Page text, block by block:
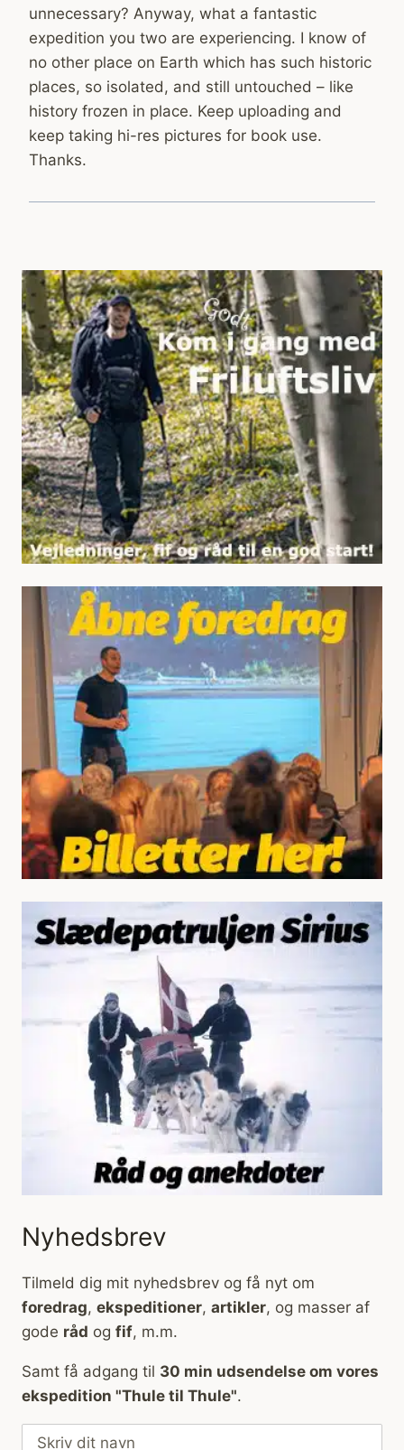
unnecessary? Anyway, what a fantastic
expedition you two are experiencing. I know of
no other place on Earth which has such historic
places, so isolated, and still untouched – like
history frozen in place. Keep uploading and
keep taking hi-res pictures for book use.
Thanks.
Nyhedsbrev
Tilmeld dig mit nyhedsbrev og få nyt om
foredrag, ekspeditioner, artikler, og masser af
gode råd og fif, m.m.
Samt få adgang til 30 min udsendelse om vores
ekspedition "Thule til Thule".